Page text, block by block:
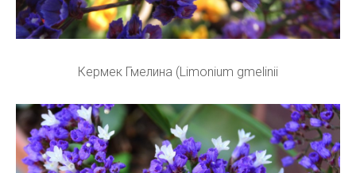
Кермек Гмелина (Limonium gmelinii